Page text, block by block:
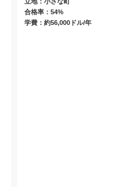
合格率：54%
学費：約56,000ドル/年